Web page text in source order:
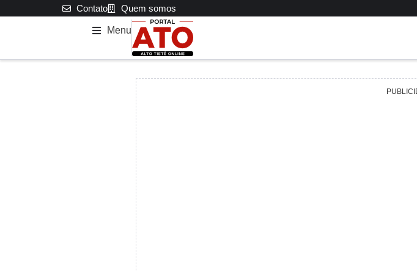
Contato Quem somos
Menu